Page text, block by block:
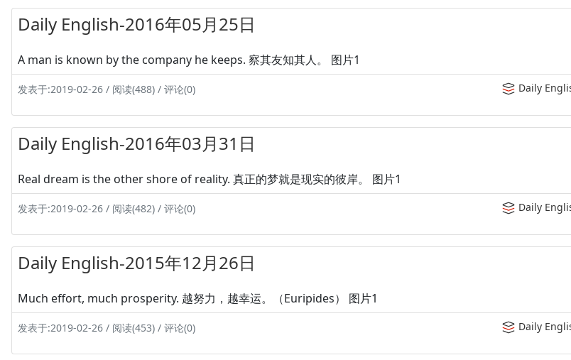
Daily English-2016年05月25日
A man is known by the company he keeps. 察其友知其人。 图片1
发表于:2019-02-26 / 阅读(488) / 评论(0) Daily
Daily English-2016年03月31日
Real dream is the other shore of reality. 真正的梦就是现实的彼岸。 图片1
发表于:2019-02-26 / 阅读(482) / 评论(0) Daily
Daily English-2015年12月26日
Much effort, much prosperity. 越努力，越幸运。（Euripides） 图片1
发表于:2019-02-26 / 阅读(453) / 评论(0) Daily